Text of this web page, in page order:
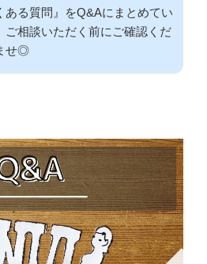
ある質問』をQ&Aにまとめてい
ご相談いただく前にご確認くだ
せ◎